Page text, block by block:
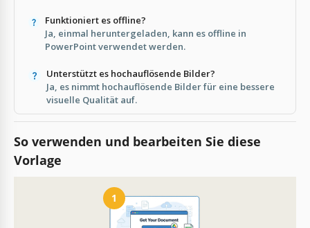
Funktioniert es offline?
Ja, einmal heruntergeladen, kann es offline in
PowerPoint verwendet werden.
Unterstützt es hochauflösende Bilder?
Ja, es nimmt hochauflösende Bilder für eine bessere
visuelle Qualität auf.
So verwenden und bearbeiten Sie diese
Vorlage
1